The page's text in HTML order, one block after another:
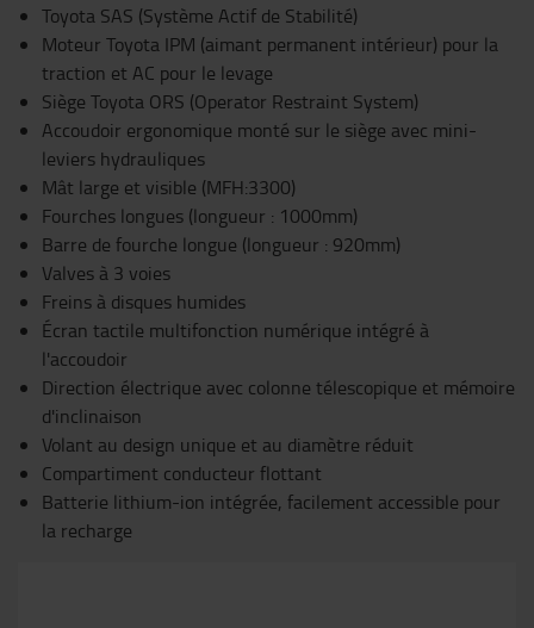
Toyota SAS (Système Actif de Stabilité)
Moteur Toyota IPM (aimant permanent intérieur) pour la
traction et AC pour le levage
Siège Toyota ORS (Operator Restraint System)
Accoudoir ergonomique monté sur le siège avec mini-
leviers hydrauliques
Mât large et visible (MFH:3300)
Fourches longues (longueur : 1000mm)
Barre de fourche longue (longueur : 920mm)
Valves à 3 voies
Freins à disques humides
Écran tactile multifonction numérique intégré à
l'accoudoir
Direction électrique avec colonne télescopique et mémoire
d'inclinaison
Volant au design unique et au diamètre réduit
Compartiment conducteur flottant
Batterie lithium-ion intégrée, facilement accessible pour
la recharge